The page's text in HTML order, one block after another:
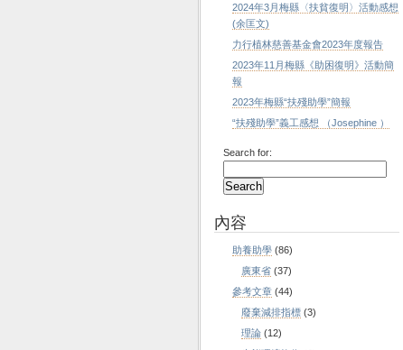
2024年3月梅縣〈扶貧復明〉活動感想
(余匡文)
力行植林慈善基金會2023年度報告
2023年11月梅縣《助困復明》活動簡
報
2023年梅縣“扶殘助學”簡報
“扶殘助學”義工感想 （Josephine ）
Search for:
內容
助養助學 (86)
廣東省 (37)
參考文章 (44)
廢棄減排指標 (3)
理論 (12)